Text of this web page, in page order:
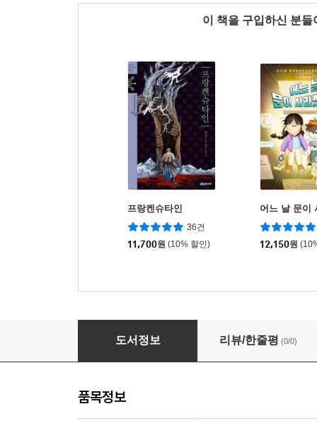
이 책을 구입하신 분
프랑켄슈타인
36건
11,700원 (10% 할인)
어느 날 문이
12,150원
벙커K Bunker K : 8호 / 봄호 [2026년]
도서정보 리뷰/한줄평 (0/0)
품목정보